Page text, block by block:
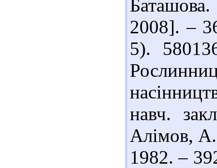
2008]. –
5).
навч.
Алімов,
1982. –